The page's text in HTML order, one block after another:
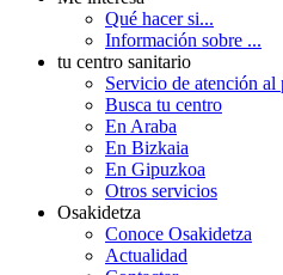
Qué hacer si...
Información sobre ...
tu centro sanitario
Servicio de atención al
Busca tu centro
En Araba
En Bizkaia
En Gipuzkoa
Otros servicios
Osakidetza
Conoce Osakidetza
Actualidad